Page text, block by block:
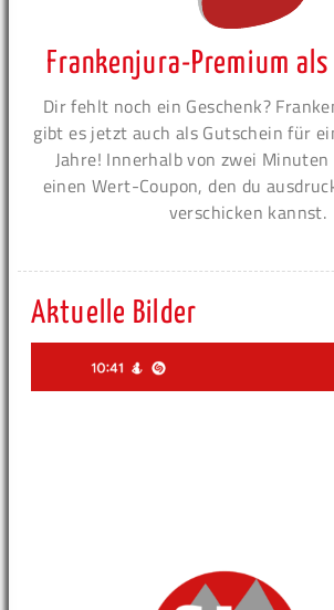
Frankenjura-Premium als
Dir fehlt noch ein Geschenk?
gibt es jetzt auch als Gutschein für
Jahre! Innerhalb von zwei
einen Wert-Coupon, den du
verschicken kannst.
Aktuelle Bilder